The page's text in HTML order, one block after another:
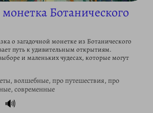
Ботанического
о загадочной монетке из Ботанического
путь к удивительным открытиям.
и маленьких чудесах, которые могут
волшебные, про путешествия, про
современные
🔊